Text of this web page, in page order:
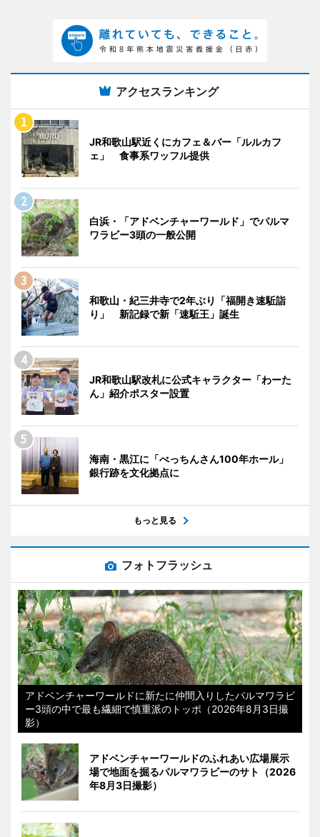
アクセスランキング
JR和歌山駅近くにカフェ＆バー「ルルカフ
ェ」 食事系ワッフル提供
白浜・「アドベンチャーワールド」でパルマ
ワラビー3頭の一般公開
和歌山・紀三井寺で2年ぶり「福開き速駈詣
り」 新記録で新「速駈王」誕生
JR和歌山駅改札に公式キャラクター「わーた
ん」紹介ポスター設置
海南・黒江に「べっちんさん100年ホール」
銀行跡を文化拠点に
もっと見る
フォトフラッシュ
アドベンチャーワールドに新たに仲間入りしたパルマワラビ
ー3頭の中で最も繊細で慎重派のトッポ（2026年8月3日撮
影）
アドベンチャーワールドのふれあい広場展示
場で地面を掘るパルマワラビーのサト（2026
年8月3日撮影）